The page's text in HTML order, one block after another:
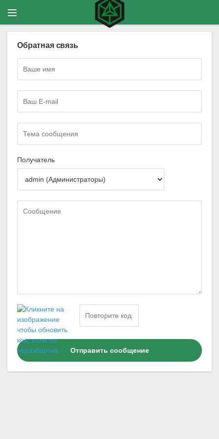
Обратная связь
Получатель
Отправить сообщение